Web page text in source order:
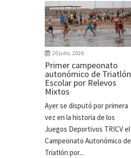
20 julio, 2026
Primer campeonato
autonómico de Triatlón
Escolar por Relevos
Mixtos
Ayer se disputó por primera
vez en la historia de los
Juegos Deportivos TRICV el
Campeonato Autonómico de
Triatlón por...